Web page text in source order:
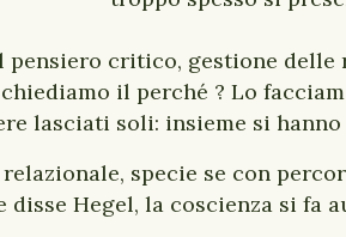
pensiero critico, gestione
il perché ? Lo
lasciati soli: insieme si
specie se con
disse Hegel, la coscienza si